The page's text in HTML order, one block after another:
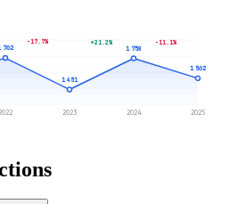
762
2022
1 451
2023
1 758
2024
1 562
2025
-17.7% +21.2% -11.1%